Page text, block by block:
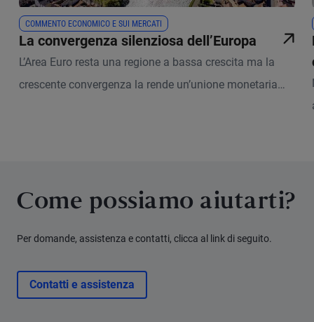
COMMENTO ECONOMICO E SUI MERCATI
La convergenza silenziosa dell’Europa
L’Area Euro resta una regione a bassa crescita ma la
crescente convergenza la rende un’unione monetaria
Come possiamo aiutarti?
Per domande, assistenza e contatti, clicca al link di seguito.
Contatti e assistenza